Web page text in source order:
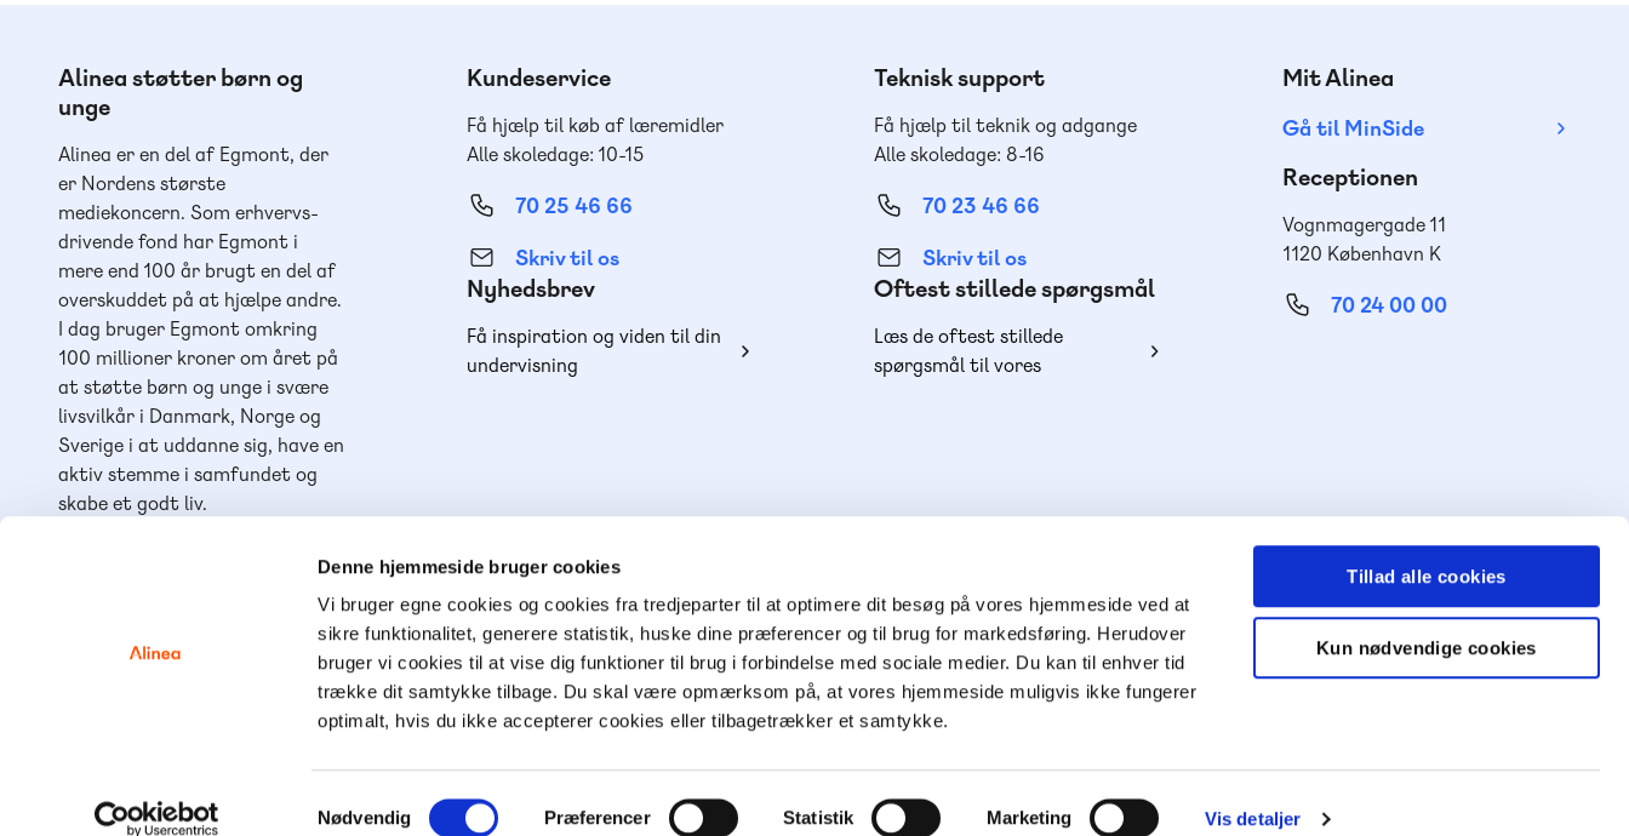
Denne hjemmeside bruger cookies
Vi bruger egne cookies og cookies fra tredjeparter til at optimere dit besøg på vores hjemmeside ved at
sikre funktionalitet, generere statistik, huske dine præferencer og til brug for markedsføring. Herudover
bruger vi cookies til at vise dig funktioner til brug i forbindelse med sociale medier. Du kan til enhver tid
trække dit samtykke tilbage. Du skal være opmærksom på, at vores hjemmeside muligvis ikke fungerer
optimalt, hvis du ikke accepterer cookies eller tilbagetrækker et samtykke.
Samtykkevalg
Nødvendig Præferencer Statistik Marketing Vis detaljer
Tillad alle cookies
Kun nødvendige cookies
Alinea støtter børn og
unge
Alinea er en del af Egmont, der
er Nordens største
mediekoncern. Som erhvervs-
drivende fond har Egmont i
mere end 100 år brugt en del af
overskuddet på at hjælpe andre.
I dag bruger Egmont omkring
100 millioner kroner om året på
at støtte børn og unge i svære
livsvilkår i Danmark, Norge og
Sverige i at uddanne sig, have en
aktiv stemme i samfundet og
skabe et godt liv.
Akademisk Forlag
,
Kundeservice
Få hjælp til køb af læremidler
Alle skoledage: 10-15
70 25 46 66
Skriv til os
Nyhedsbrev
Få inspiration og viden til din
undervisning
Teknisk support
Få hjælp til teknik og adgange
Alle skoledage: 8-16
70 23 46 66
Skriv til os
Oftest stillede spørgsmål
Læs de oftest stillede
spørgsmål til vores
Mit Alinea
Gå til MinSide
Receptionen
Vognmagergade 11
1120 København K
70 24 00 00
os